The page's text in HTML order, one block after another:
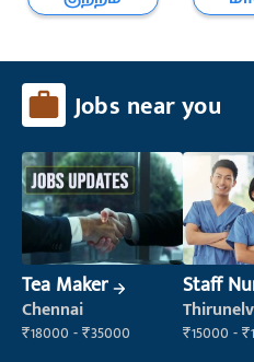
Jobs near you
Tea Maker
Chennai
₹18000 - ₹35000
Staff
₹15000 -